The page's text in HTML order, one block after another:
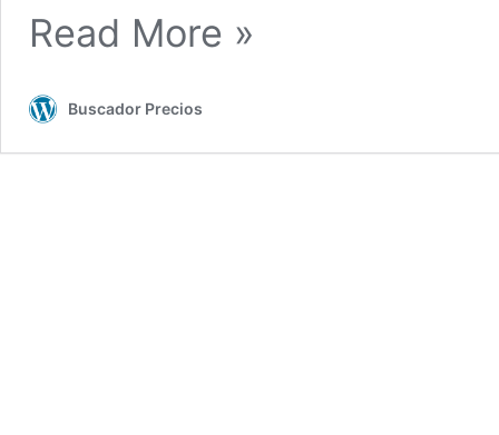
¿Por
qué
las
de
Read More »
Buscador Precios